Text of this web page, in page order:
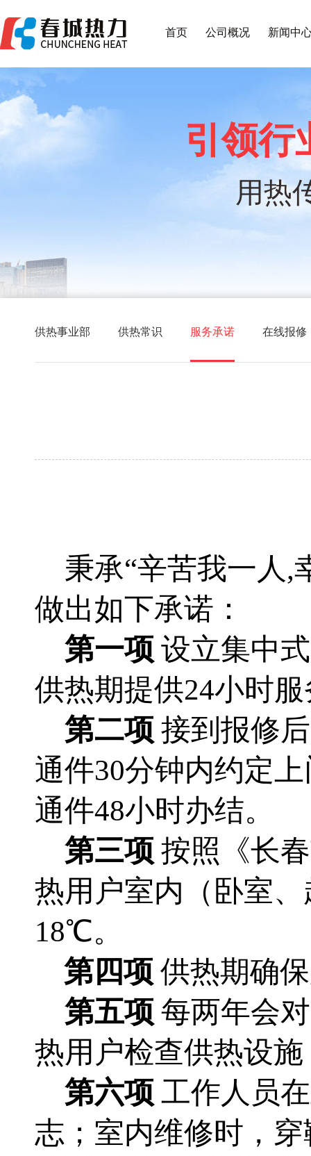
首页 公司概况 新闻中
引领行
用热
供热事业部 供热常识 服务承诺 在线报修
秉承“辛苦我一人,
做出如下承诺：
第一项 设立集中
供热期提供24小时
第二项 接到报修
通件30分钟内约定
通件48小时办结。
第三项 按照《长
热用户室内（卧室
18℃。
第四项 供热期确
第五项 每两年会
热用户检查供热设
第六项 工作人员
志；室内维修时，